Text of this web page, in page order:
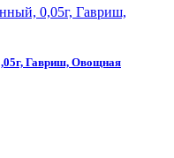
Гавриш, Овощная